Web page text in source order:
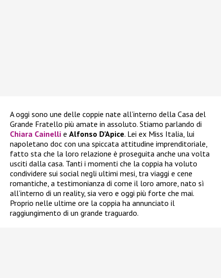
A oggi sono une delle coppie nate all’interno della Casa del
Grande Fratello più amate in assoluto. Stiamo parlando di
Chiara Cainelli e Alfonso D’Apice. Lei ex Miss Italia, lui
napoletano doc con una spiccata attitudine imprenditoriale,
fatto sta che la loro relazione è proseguita anche una volta
usciti dalla casa. Tanti i momenti che la coppia ha voluto
condividere sui social negli ultimi mesi, tra viaggi e cene
romantiche, a testimonianza di come il loro amore, nato sì
all’interno di un reality, sia vero e oggi più forte che mai.
Proprio nelle ultime ore la coppia ha annunciato il
raggiungimento di un grande traguardo.